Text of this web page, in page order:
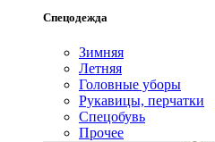
Спецодежда
Зимняя
Летняя
Головные уборы
Рукавицы, перчатки
Спецобувь
Прочее